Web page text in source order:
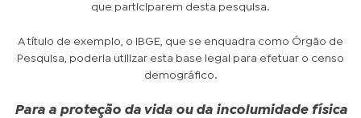
que participarem desta pesquisa.
A título de exemplo, o IBGE, que se enquadra como Órgão de
Pesquisa, poderia utilizar esta base legal para efetuar o censo
demográfico.
Para a proteção da vida ou da incolumidade física